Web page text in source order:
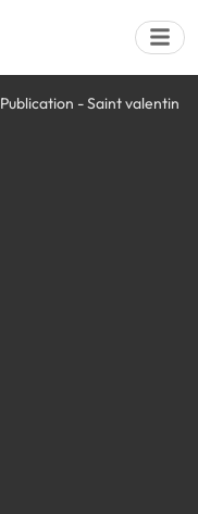
Publication - Saint valentin